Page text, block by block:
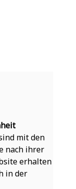
mit den
nach ihrer
erhalten
in der